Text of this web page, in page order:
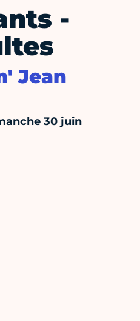
-
Jean
30 juin